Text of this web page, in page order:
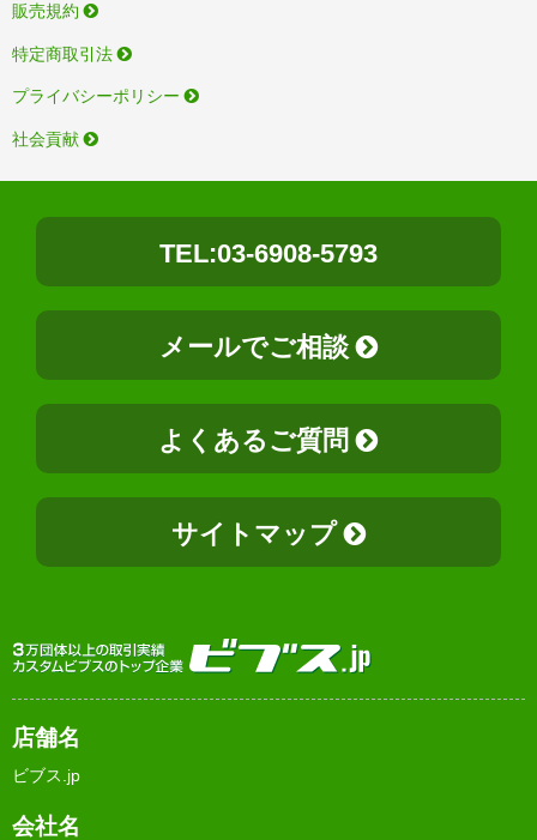
販売規約
特定商取引法
プライバシーポリシー
社会貢献
TEL:03-6908-5793
メールでご相談
よくあるご質問
サイトマップ
店舗名
ビブス.jp
会社名